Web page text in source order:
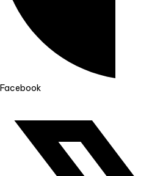
Facebook